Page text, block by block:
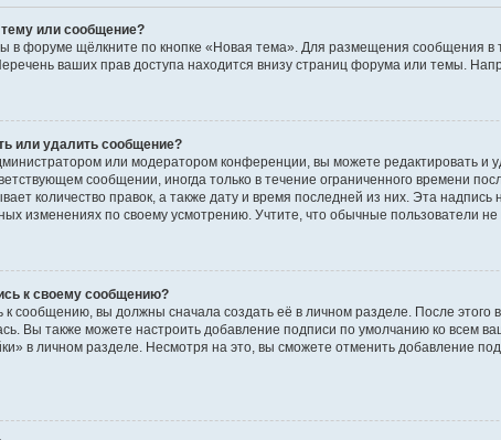
или сообщение?
в форуме щёлкните по кнопке «Новая тема». Для размещения сообщения в
ваших прав доступа находится внизу страниц форума или темы.
или удалить сообщение?
или модератором конференции, вы можете редактировать
сообщении, иногда только в течение ограниченного времени
количество правок, а также дату и время последней из них. Эта
изменениях по своему усмотрению. Учтите, что обычные пользователи не
к своему сообщению?
к сообщению, вы должны сначала создать её в личном разделе. После этого
Вы также можете настроить добавление подписи по умолчанию ко
в личном разделе. Несмотря на это, вы сможете отменить добавление